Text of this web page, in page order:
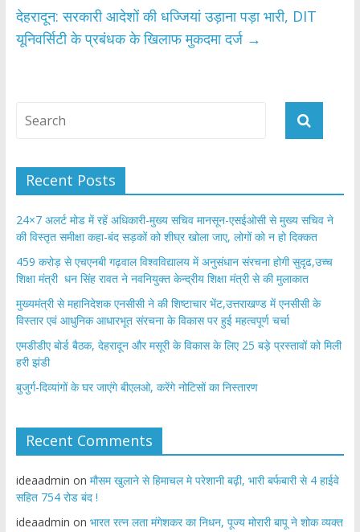
देहरादून: सरकारी आदेशों की धज्जियां उड़ाना पड़ा भारी, DIT
यूनिवर्सिटी के प्रबंधक के खिलाफ मुकदमा दर्ज →
Recent Posts
24×7 अलर्ट मोड में रहें अधिकारी-मुख्य सचिव मानसून-एसईओसी से मुख्य सचिव ने
की विस्तृत समीक्षा कहा-बंद सड़कों को शीघ्र खोला जाए, लोगों को न हो दिक्कत
459 करोड़ से एचएनबी गढ़वाल विश्वविद्यालय में अनुसंधान संरचना होगी सुदृढ,उच्च
शिक्षा मंत्री धन सिंह रावत ने नवनियुक्त केन्द्रीय शिक्षा मंत्री से की मुलाकात
मुख्यमंत्री से महानिदेशक एनसीसी ने की शिष्टाचार भेंट,उत्तराखण्ड में एनसीसी के
विस्तार एवं आधुनिक आधारभूत संरचना के विकास पर हुई महत्वपूर्ण चर्चा
एमडीडीए बोर्ड बैठक, देहरादून और मसूरी के विकास के लिए 25 बड़े प्रस्तावों को मिली
हरी झंडी
बुजुर्ग-दिव्यांगों के घर जाएंगे बीएलओ, करेंगे नोटिसों का निस्तारण
Recent Comments
ideaadmin on मौसम खुलाने से हिमाचल मे परेशानी बढ़ी, भारी बर्फबारी से 4 हाईवे
सहित 754 रोड बंद !
ideaadmin on भारत रत्न लता मंगेशकर का निधन, पूज्य मोरारी बापू ने शोक व्यक्त